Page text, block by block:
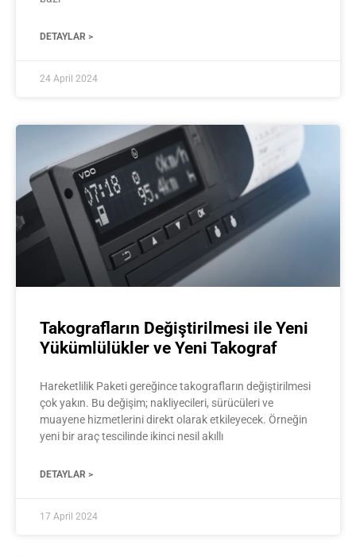
DETAYLAR >
24 April 2024
Takografların Değiştirilmesi ile Yeni
Yükümlülükler ve Yeni Takograf
Hareketlilik Paketi gereğince takografların değiştirilmesi
çok yakın. Bu değişim; nakliyecileri, sürücüleri ve
muayene hizmetlerini direkt olarak etkileyecek. Örneğin
yeni bir araç tescilinde ikinci nesil akıllı
DETAYLAR >
17 April 2024